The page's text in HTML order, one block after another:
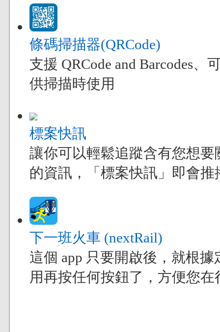
條碼掃描器(QRCode)
支援 QRCode and Barcodes
供掃描時使用
標案快訊
讓你可以輕鬆追蹤含有您想
的資訊，「標案快訊」即會推
下一班火車 (nextRail)
這個 app 只要開啟後，就根
用再按任何按鈕了，方便您